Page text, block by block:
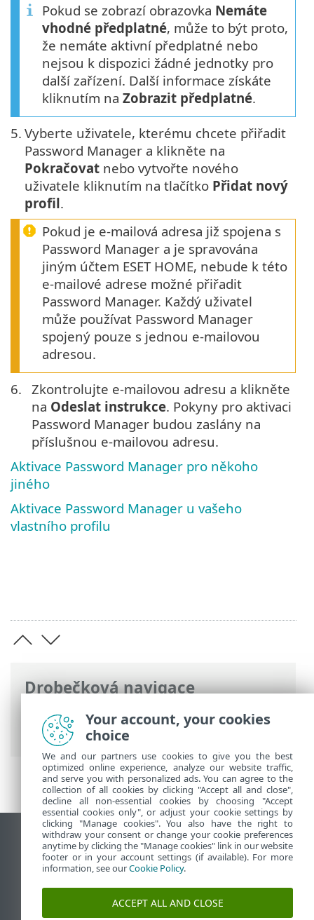
Drobečková navigace
ESET Online nápověda> ESET Password
Manager
>Aktivace produktu
Pokud se zobrazí obrazovka Nemáte
vhodné předplatné, může to být proto,
že nemáte aktivní předplatné nebo
nejsou k dispozici žádné jednotky pro
další zařízení. Další informace získáte
kliknutím na Zobrazit předplatné.
5. Vyberte uživatele, kterému chcete přiřadit
Password Manager a klikněte na
Pokračovat nebo vytvořte nového
uživatele kliknutím na tlačítko Přidat nový
profil.
Pokud je e-mailová adresa již spojena s
Password Manager a je spravována
jiným účtem ESET HOME, nebude k této
e-mailové adrese možné přiřadit
Password Manager. Každý uživatel
může používat Password Manager
spojený pouze s jednou e-mailovou
adresou.
6.
Zkontrolujte e-mailovou adresu a klikněte
na Odeslat instrukce. Pokyny pro aktivaci
Password Manager budou zaslány na
příslušnou e-mailovou adresu.
Aktivace Password Manager pro někoho
jiného
Aktivace Password Manager u vašeho
vlastního profilu
Zobrazit verzi pro počítač
End of Life
ESET Databáze znalostí
ESET Forum
ESET Status Portal
Your account, your cookies
choice
We and our partners use cookies to give you the best
optimized online experience, analyze our website traffic,
and serve you with personalized ads. You can agree to the
collection of all cookies by clicking "Accept all and close",
decline all non-essential cookies by choosing "Accept
essential cookies only", or adjust your cookie settings by
clicking "Manage cookies". You also have the right to
withdraw your consent or change your cookie preferences
anytime by clicking the "Manage cookies" link in our website
footer or in your account settings (if available). For more
information, see ourCookie Policy.
ACCEPT ALL AND CLOSE